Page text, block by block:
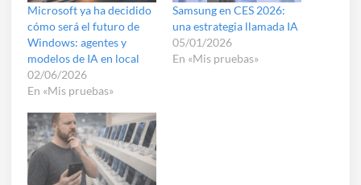
Microsoft ya ha decidido
cómo será el futuro de
Windows: agentes y
modelos de IA en local
02/06/2026
En «Mis pruebas»
Samsung en CES 2026:
una estrategia llamada IA
05/01/2026
En «Mis pruebas»